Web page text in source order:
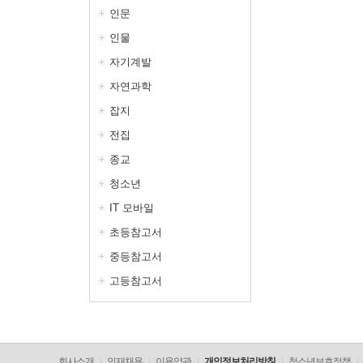
인문
인물
자기계발
자연과학
잡지
전집
종교
청소년
IT 모바일
초등참고서
중등참고서
고등참고서